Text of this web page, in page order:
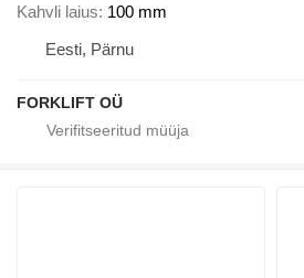
Kahvli laius 100 mm
Eesti, Pärnu
FORKLIFT OÜ